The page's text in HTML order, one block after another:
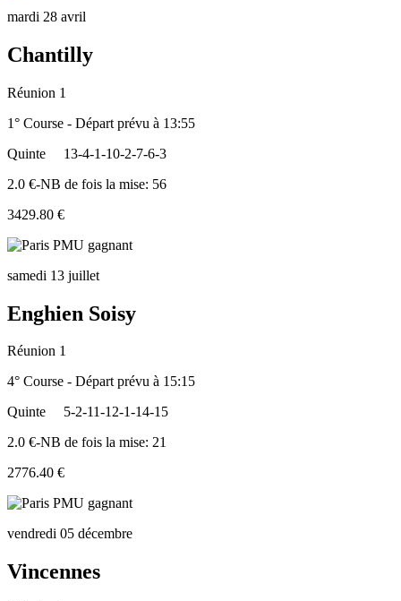
mardi 28 avril
Chantilly
Réunion 1
1° Course - Départ prévu à 13:55
Quinte
13-4-1-10-2-7-6-3
2.0 €-NB de fois la mise: 56
3429.80 €
samedi 13 juillet
Enghien Soisy
Réunion 1
4° Course - Départ prévu à 15:15
Quinte
5-2-11-12-1-14-15
2.0 €-NB de fois la mise: 21
2776.40 €
vendredi 05 décembre
Vincennes